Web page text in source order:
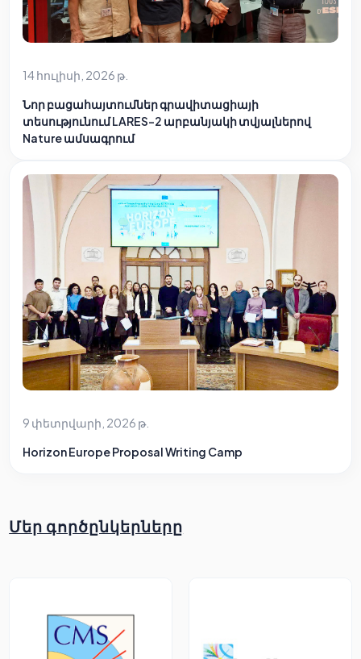
14 հուլիսի, 2026 թ.
Նոր բացահայտումներ գրավիտացիայի
տեսությունում LARES-2 արբանյակի տվյալներով
Nature ամսագրում
9 փետրվարի, 2026 թ.
Horizon Europe Proposal Writing Camp
Մեր գործընկերները